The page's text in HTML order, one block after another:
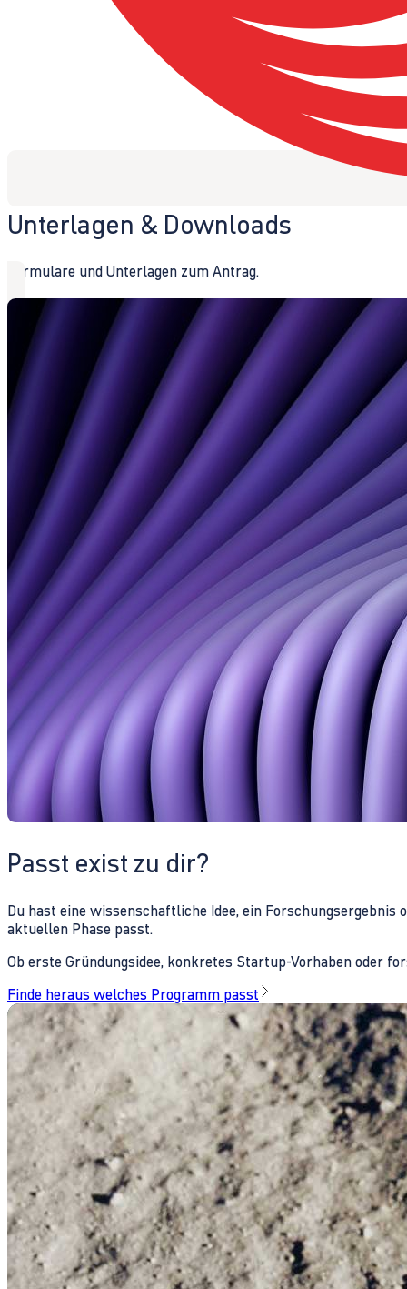
Unterlagen & Downloads
Formulare und Unterlagen zum Antrag.
Passt exist zu dir?
Du hast eine wissenschaftliche Idee, ein
aktuellen Phase passt.
Ob erste Gründungsidee, konkretes Startup-Vorhaben oder
Finde heraus welches Programm passt